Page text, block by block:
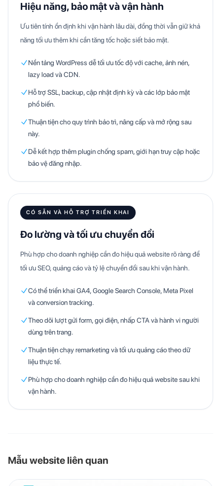
Hiệu năng, bảo mật và vận hành
Ưu tiên tính ổn định khi vận hành lâu dài, đồng thời vẫn giữ khả
năng tối ưu thêm khi cần tăng tốc hoặc siết bảo mật.
Nền tảng WordPress dễ tối ưu tốc độ với cache, ảnh nén,
lazy load và CDN.
Hỗ trợ SSL, backup, cập nhật định kỳ và các lớp bảo mật
phổ biến.
Thuận tiện cho quy trình bảo trì, nâng cấp và mở rộng sau
này.
Dễ kết hợp thêm plugin chống spam, giới hạn truy cập hoặc
bảo vệ đăng nhập.
CÓ SẴN VÀ HỖ TRỢ TRIỂN KHAI
Đo lường và tối ưu chuyển đổi
Phù hợp cho doanh nghiệp cần đo hiệu quả website rõ ràng để
tối ưu SEO, quảng cáo và tỷ lệ chuyển đổi sau khi vận hành.
Có thể triển khai GA4, Google Search Console, Meta Pixel
và conversion tracking.
Theo dõi lượt gửi form, gọi điện, nhấp CTA và hành vi người
dùng trên trang.
Thuận tiện chạy remarketing và tối ưu quảng cáo theo dữ
liệu thực tế.
Phù hợp cho doanh nghiệp cần đo hiệu quả website sau khi
vận hành.
Mẫu website liên quan